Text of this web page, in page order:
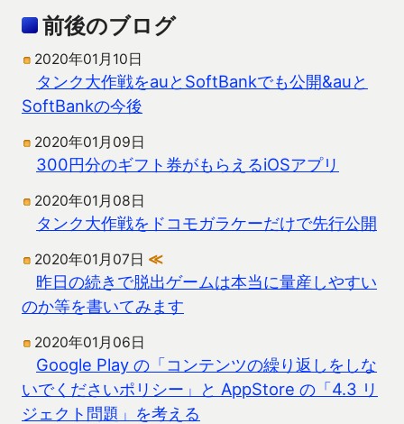
前後のブログ
2020年01月10日
タンク大作戦をauとSoftBankでも公開&auと
SoftBankの今後
2020年01月09日
300円分のギフト券がもらえるiOSアプリ
2020年01月08日
タンク大作戦をドコモガラケーだけで先行公開
2020年01月07日 ≪
昨日の続きで脱出ゲームは本当に量産しやすい
のか等を書いてみます
2020年01月06日
Google Play の「コンテンツの繰り返しをしな
いでくださいポリシー」と AppStore の「4.3 リ
ジェクト問題」を考える